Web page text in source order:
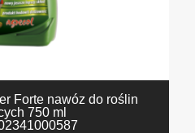
Forte nawóz do roślin
750 ml